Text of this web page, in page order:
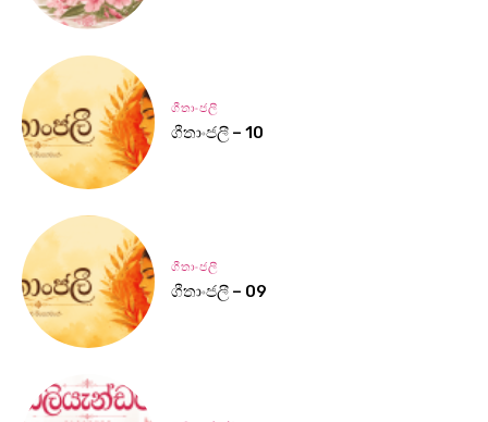
ගීතාංජලී
ගීතාංජලී – 10
ගීතාංජලී
ගීතාංජලී – 09